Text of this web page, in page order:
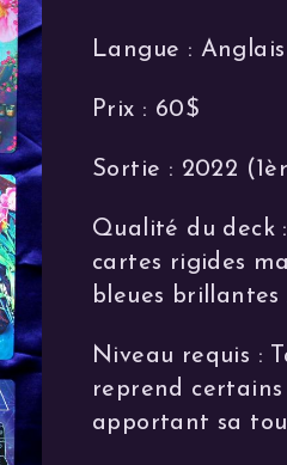
Langue : Anglais
Prix : 60$
Sortie : 2022
Qualité du deck
cartes rigides
bleues
Niveau requis :
reprend
apportant sa